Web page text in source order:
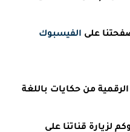
على الفيسبوك
من حكايات باللغة
لزيارة قناتنا على